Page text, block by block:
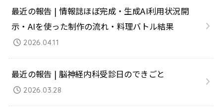
最近の報告 | 情報誌ほぼ完成・生成AI利用状況開
示・AIを使った制作の流れ・料理バトル結果
2026.04.11
最近の報告 | 脳神経内科受診日のできごと
2026.03.28